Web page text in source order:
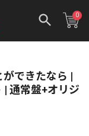
0
できたなら |
| 通常盤+オリジ